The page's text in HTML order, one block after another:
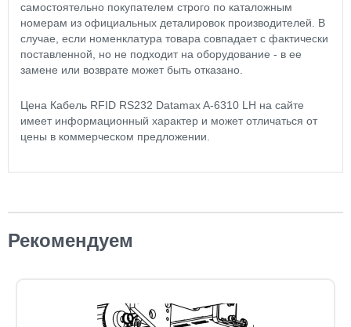
самостоятельно покупателем строго по каталожным
номерам из официальных деталировок производителей. В
случае, если номенклатура товара совпадает с фактически
поставленной, но не подходит на оборудование - в ее
замене или возврате может быть отказано.
Цена Кабель RFID RS232 Datamax A-6310 LH на сайте
имеет информационный характер и может отличаться от
цены в коммерческом предложении.
Рекомендуем